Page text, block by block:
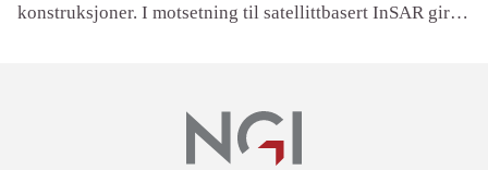
konstruksjoner. I motsetning til satellittbasert InSAR gir